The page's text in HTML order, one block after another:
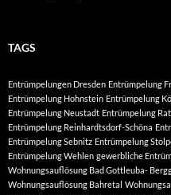
TAGS
Entrümpelungen Dresden Entrümpelung
Entrümpelung Hohnstein Entrümpelung
Entrümpelung Neustadt Entrümpelung
Entrümpelung Reinhardtsdorf-Schöna
Entrümpelung Sebnitz Entrümpelung
Entrümpelung Wehlen gewerbliche
Wohnungsauflösung Bad Gottleuba-
Wohnungsauflösung Bahretal